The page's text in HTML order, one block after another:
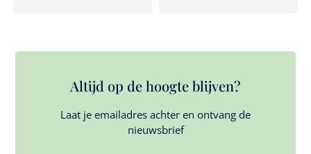
Altijd op de hoogte blijven?
Laat je emailadres achter en ontvang de
nieuwsbrief